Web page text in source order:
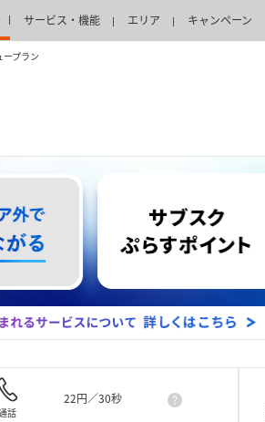
サービス・機能 エリア キャンペーン
ープラン
話
22円／30秒